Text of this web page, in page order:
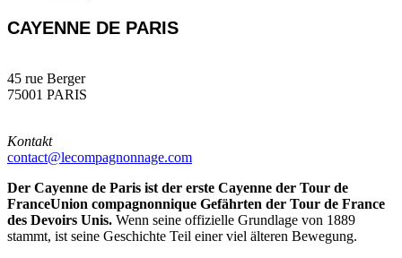
CAYENNE DE PARIS
45 rue Berger
75001 PARIS
Kontakt
contact@lecompagnonnage.com
Der Cayenne de Paris ist der erste Cayenne der Tour de
FranceUnion compagnonnique Gefährten der Tour de France
des Devoirs Unis. Wenn seine offizielle Grundlage von 1889
stammt, ist seine Geschichte Teil einer viel älteren Bewegung.